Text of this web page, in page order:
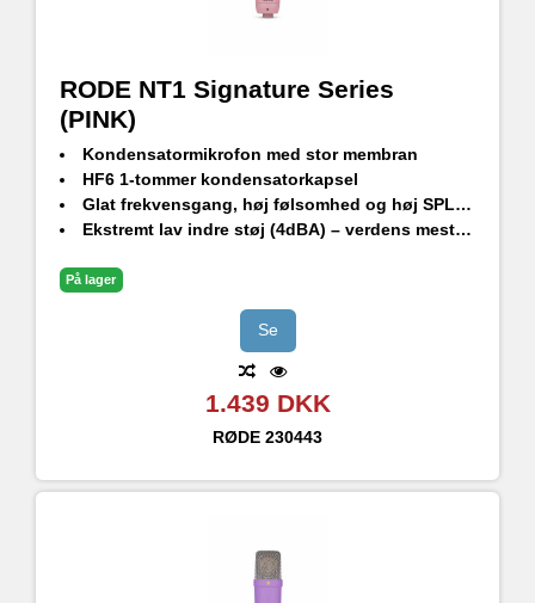
RODE NT1 Signature Series
(PINK)
Kondensatormikrofon med stor membran
HF6 1-tommer kondensatorkapsel
Glat frekvensgang, høj følsomhed og høj SPL-håndtering
Ekstremt lav indre støj (4dBA) – verdens mest støjsvage studiekondensatormikrofon
Stødbeslag i studiekvalitet, popfilter og premium XLR-kabel medfølger
På lager
Se
1.439 DKK
RØDE 230443